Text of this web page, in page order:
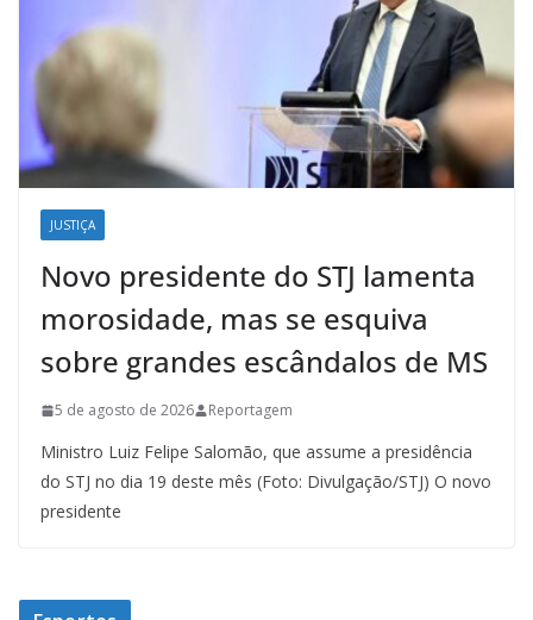
JUSTIÇA
Novo presidente do STJ lamenta
morosidade, mas se esquiva
sobre grandes escândalos de MS
5 de agosto de 2026 Reportagem
Ministro Luiz Felipe Salomão, que assume a presidência
do STJ no dia 19 deste mês (Foto: Divulgação/STJ) O novo
presidente